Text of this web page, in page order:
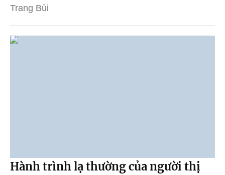
Trang Bùi
Hành trình lạ thường của người thị